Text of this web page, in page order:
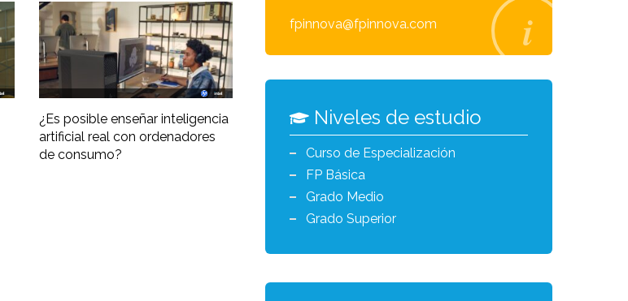
¿Es posible enseñar inteligencia
artificial real con ordenadores
de consumo?
fpinnova@fpinnova.com
Niveles de estudio
Curso de Especialización
FP Básica
Grado Medio
Grado Superior